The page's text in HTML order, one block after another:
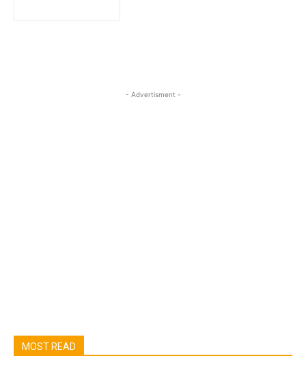
- Advertisment -
MOST READ